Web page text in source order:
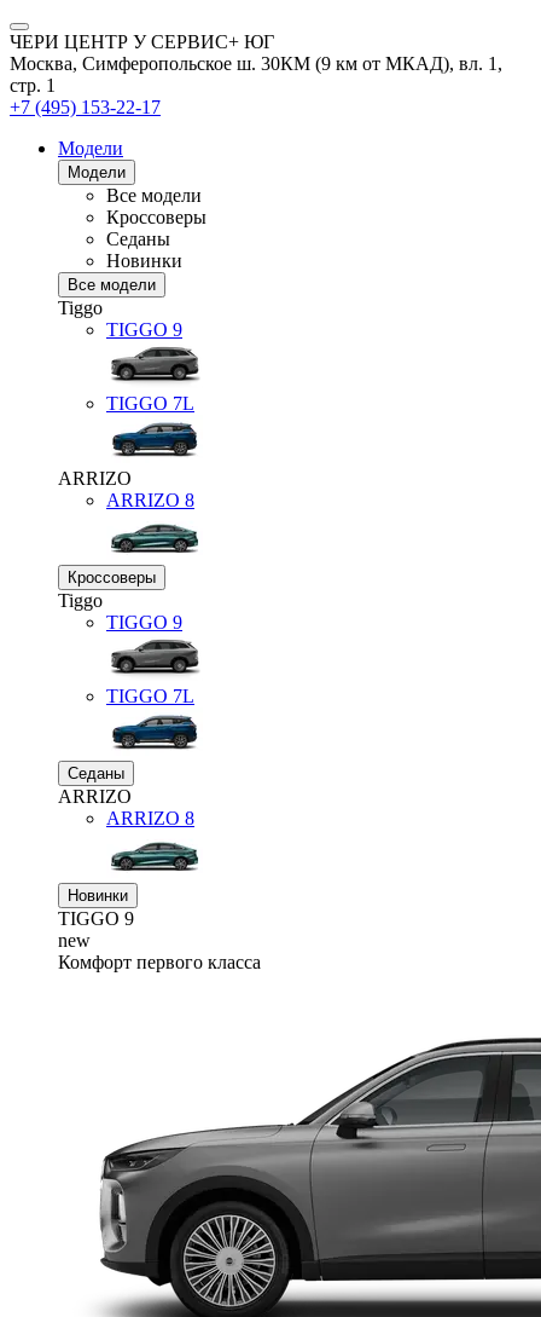
ЧЕРИ ЦЕНТР У СЕРВИС+ ЮГ
Москва, Симферопольское ш. 30КМ (9 км от МКАД), вл. 1,
стр. 1
+7 (495) 153-22-17
Модели
Модели
Все модели
Кроссоверы
Седаны
Новинки
Все модели
Tiggo
TIGGO 9
TIGGO 7L
ARRIZO
ARRIZO 8
Кроссоверы
Tiggo
TIGGO 9
TIGGO 7L
Седаны
ARRIZO
ARRIZO 8
Новинки
TIGGO 9
new
Комфорт первого класса